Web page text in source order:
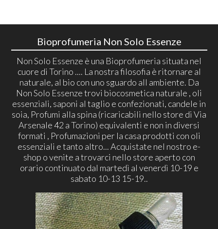
Bioprofumeria Non Solo Essenze
Non Solo Essenze è una Bioprofumeria situata nel
cuore di Torino .... La nostra filosofia è ritornare al
naturale, al bio con uno sguardo all ambiente. Da
Non Solo Essenze trovi biocosmetica naturale , oli
essenziali, saponi al taglio e confezionati, candele in
soia, Profumi alla spina (ricaricabili nello store di Via
Arsenale 42 a Torino) equivalenti e non in diversi
formati , Profumazioni per la casa prodotti con oli
essenziali e tanto altro... Acquistate nel nostro e-
shop o venite a trovarci nello store aperto con
orario continuato dal martedì al venerdì 10-19 e
sabato 10-13 15-19..